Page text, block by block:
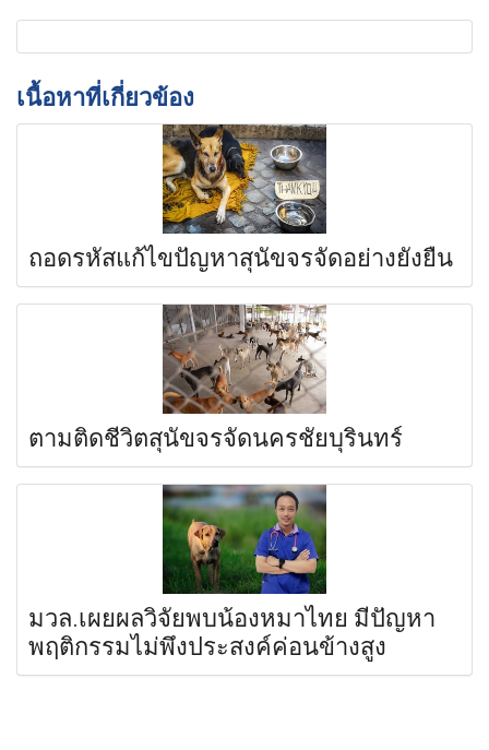
เนื้อหาที่เกี่ยวข้อง
ถอดรหัสแก้ไขปัญหาสุนัขจรจัดอย่างยั่งยืน
ตามติดชีวิตสุนัขจรจัดนครชัยบุรินทร์
มวล.เผยผลวิจัยพบน้องหมาไทย มีปัญหา
พฤติกรรมไม่พึงประสงค์ค่อนข้างสูง